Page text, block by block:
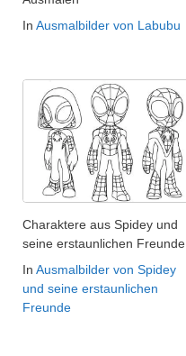
In Ausmalbilder von Labubu
Charaktere aus Spidey und
seine erstaunlichen Freunde
In Ausmalbilder von Spidey
und seine erstaunlichen
Freunde